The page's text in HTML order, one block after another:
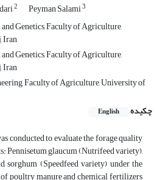
2 Peyman Salami3
Genetics, Faculty of Agriculture,
Iran
Genetics, Faculty of Agriculture,
Iran
Faculty of Agriculture, University of
چکیده
English
conducted to evaluate the forage quality
Pennisetum glaucum (Nutrifeed variety),
sorghum (Speedfeed variety) under the